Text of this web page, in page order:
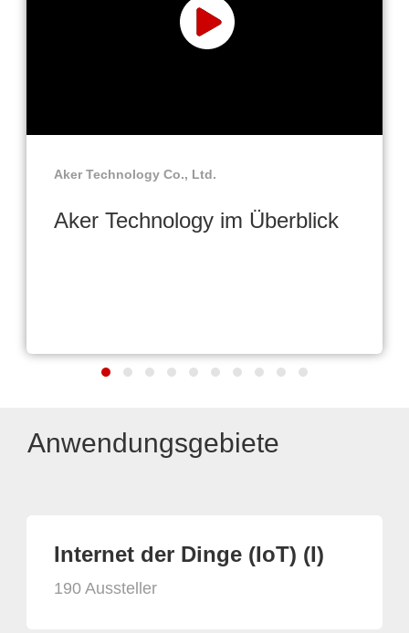
Aker Technology Co., Ltd.
Aker Technology im Überblick
Anwendungsgebiete
Internet der Dinge (IoT) (I)
190 Aussteller